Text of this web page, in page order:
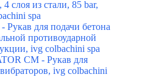
4 слоя из стали, 85 bar,
spa
Рукав для подачи бетона
противоударной
ivg colbachini spa
CM - Рукав для
ivg colbachini